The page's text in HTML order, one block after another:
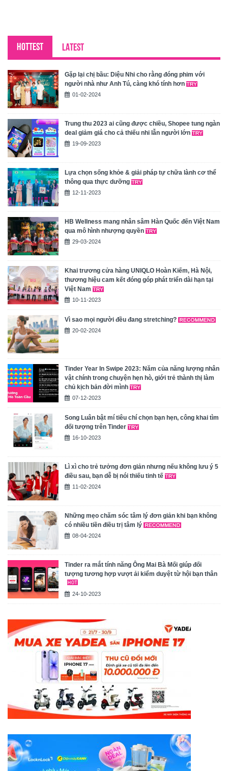
HOTTEST LATEST
Gặp lại chị bầu: Diệu Nhi cho rằng đóng phim với
người nhà như Anh Tú, càng khó tính hơn
01-02-2024
Trung thu 2023 ai cũng được chiều, Shopee tung ngàn
deal giảm giá cho cả thiếu nhi lẫn người lớn
19-09-2023
Lựa chọn sống khỏe & giải pháp tự chữa lành cơ thể
thông qua thực dưỡng
12-11-2023
HB Wellness mang nhân sâm Hàn Quốc đến Việt Nam
qua mô hình nhượng quyền
29-03-2024
Khai trương cửa hàng UNIQLO Hoàn Kiếm, Hà Nội,
thương hiệu cam kết đóng góp phát triển dài hạn tại
Việt Nam
10-11-2023
Vì sao mọi người đều đang stretching?
20-02-2024
Tinder Year In Swipe 2023: Năm của năng lượng nhân
vật chính trong chuyện hẹn hò, giới trẻ thành thị làm
chủ kịch bản đời mình
07-12-2023
Song Luân bật mí tiêu chí chọn bạn hẹn, công khai tìm
đối tượng trên Tinder
16-10-2023
Lì xì cho trẻ tưởng đơn giản nhưng nếu không lưu ý 5
điều sau, bạn dễ bị nói thiếu tinh tế
11-02-2024
Những mẹo chăm sóc tâm lý đơn giản khi bạn không
có nhiều tiền điều trị tâm lý
08-04-2024
Tinder ra mắt tính năng Ông Mai Bà Mối giúp đối
tượng tương hợp vượt ải kiểm duyệt từ hội bạn thân
24-10-2023